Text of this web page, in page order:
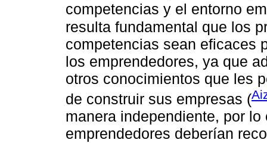
competencias y el entorno
resulta fundamental que los
competencias sean eficaces
los emprendedores, ya que
otros conocimientos que les
de construir sus empresas (
manera independiente, por
emprendedores deberían